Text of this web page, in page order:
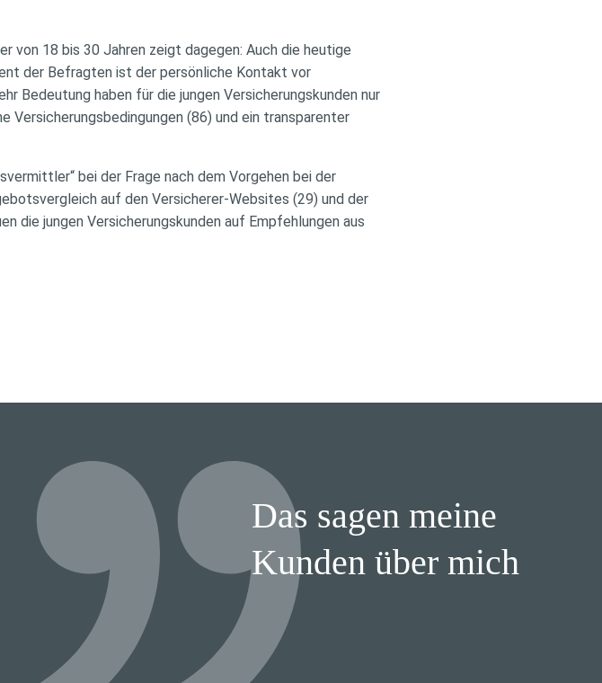
von 18 bis 30 Jahren zeigt dagegen: Auch die heutige
der Befragten ist der persönliche Kontakt vor
Bedeutung haben für die jungen Versicherungskunden nur
(86) und ein transparenter
bei der Frage nach dem Vorgehen bei der
auf den Versicherer-Websites (29) und der
die jungen Versicherungskunden auf Empfehlungen aus
Das sagen meine
Kunden über mich